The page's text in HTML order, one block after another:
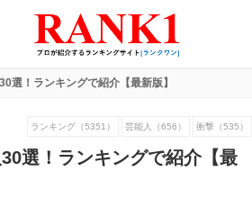
選！ランキングで紹介【最新版】
ランキング（5351） 芸能人（656） 衝撃（535）
選！ランキングで紹介【最